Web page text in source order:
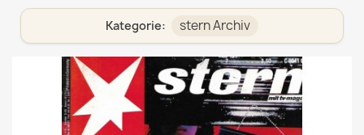
Kategorie: stern Archiv